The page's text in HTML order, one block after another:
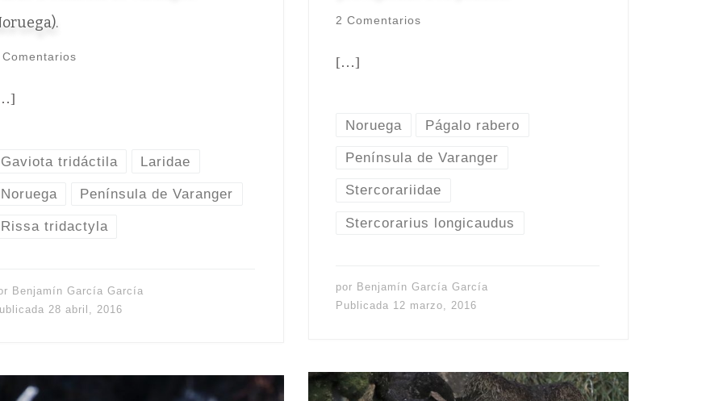
Gaviota tridáctila Laridae
Noruega Península de Varanger
Rissa tridactyla
Benjamín García García
28 abril, 2016
2 Comentarios
[…]
Noruega Págalo rabero
Península de Varanger
Stercorariidae
Stercorarius longicaudus
por Benjamín García García
Publicada 12 marzo, 2016